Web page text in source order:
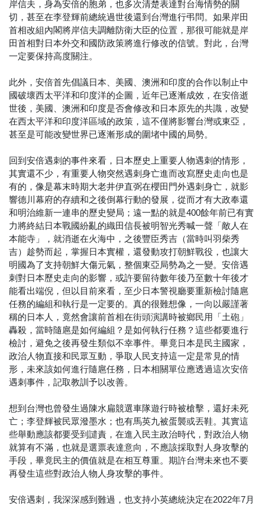
岸信夫，身為安倍的胞弟，也多次清楚表達對台海情勢的關
切，甚至在李登輝前總統過世後還到台灣進行弔問。如果岸田
首相改組內閣將岸信夫調離防衛大臣的位置，那很可能就是岸
田首相對日本外交和國防政策將進行修改的信號。對此，台灣
一定要保持高度關注。
此外，安倍首先倡議日本、美國、澳洲和印度的合作以制止中
國破壞西太平洋和印度洋的企圖，近年已逐漸成效，在安倍逝
世後，美國、澳洲和印度是否會修改和日本原先的共識，改變
在西太平洋和印度洋區域的政策，這不僅將影響台灣或東亞，
甚至是可能改變世界已逐漸形成的圍堵中國的局勢。
回到安倍遇刺的事件來看，日本歷史上重要人物遇刺的情形，
其實還不少，有重要人物突然遇刺身亡進而改寫歷史走向也是
有的，像是幕末時期大老井伊直弼在櫻田門外遇刺身亡，就影
響德川幕府的存續和之後倒幕行動的發展，從而才有大政奉還
和明治維新一連串的歷史變局；遠一點的就是400餘年前已有實
力將終結日本戰國紛亂的織田信長被明智光秀喊一聲「敵人在
本能寺」，就消逝在火海中，之後豐臣秀吉（當時叫羽柴秀
吉）趁勢而起，掌握日本實權，還發動攻打朝鮮戰役，也讓大
明國為了支持朝鮮大傷元氣，整個東亞局勢為之一變。安倍遇
刺對日本歷史走向的影響，或許要留待數年後乃至數十年後才
能看出端倪，但以目前來看，至少日本警視廳要重新檢討隨扈
任務的編組和執行是一定要的。真的很難想像，一向以嚴謹著
稱的日本人，竟然會讓前首相在街頭演講時被鄉民用「土砲」
轟殺，當時隨扈是如何編組？是如何執行任務？這些都要進行
檢討，避免之後再發生類似不幸事件。畢竟日本是民主國家，
政治人物直接和民眾互動，爭取人民支持這一定是常見的情
形，未來該如何進行隨扈任務，日本相關單位應透過這次安倍
遇刺事件，記取教訓予以改善。
想到台灣也曾發生過陳水扁競選車隊遊行時被槍擊，還好未死
亡；李登輝被民眾潑墨水；也有馬英九被蛋襲或丟鞋。其實這
些舉動應該都要受到譴責，在進入民主政治時代，對政治人物
就算有不滿，也就是選票表達意向，不應該採取對人身攻擊的
手段，畢竟民主的價值就是在相互尊重。期許台灣未來也不要
再發生這些對政治人物人身攻擊的事件。
安倍遇刺，我深深感到難過，也支持小英總統決定在2022年7月